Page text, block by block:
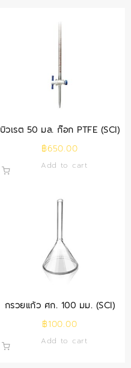
บิวเรต 50 มล. ก๊อก PTFE (SCI)
฿650.00
Add to cart
กรวยแก้ว ศก. 100 มม. (SCI)
฿100.00
Add to cart